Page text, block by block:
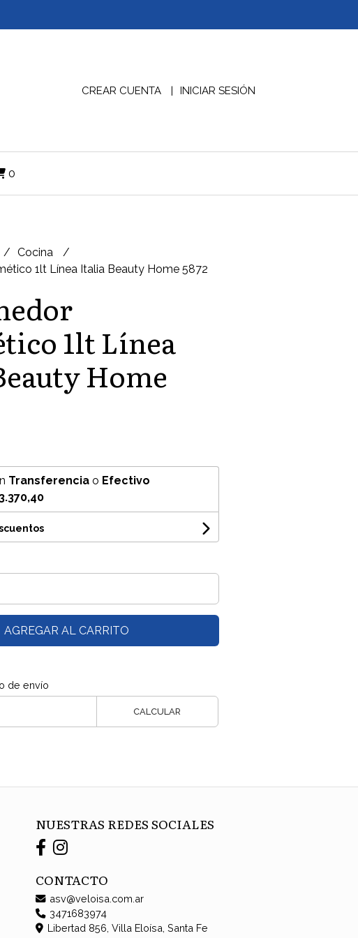
CREAR CUENTA INICIAR SESIÓN
0
Cocina
1lt Línea Italia Beauty Home 5872
1lt Línea
Home
Transferencia o Efectivo
AGREGAR AL CARRITO
de envío
CALCULAR
NUESTRAS REDES SOCIALES
CONTACTO
asv@veloisa.com.ar
3471683974
Libertad 856, Villa Eloísa, Santa Fe